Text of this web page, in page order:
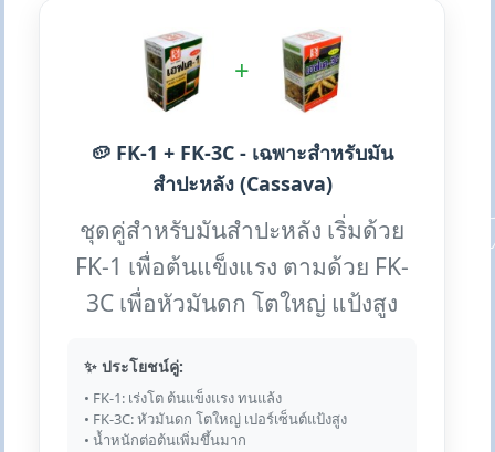
+
🥔 FK-1 + FK-3C - เฉพาะสำหรับมัน
สำปะหลัง (Cassava)
ชุดคู่สำหรับมันสำปะหลัง เริ่มด้วย
FK-1 เพื่อต้นแข็งแรง ตามด้วย FK-
3C เพื่อหัวมันดก โตใหญ่ แป้งสูง
✨ ประโยชน์คู่:
• FK-1: เร่งโต ต้นแข็งแรง ทนแล้ง
• FK-3C: หัวมันดก โตใหญ่ เปอร์เซ็นต์แป้งสูง
• น้ำหนักต่อต้นเพิ่มขึ้นมาก